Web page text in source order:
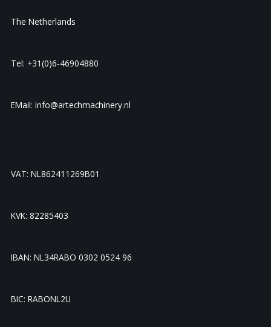
The Netherlands
Tel: +31(0)6-46904880
EMail: info@artechmachinery.nl
VAT: NL862411269B01
KVK: 82285403
IBAN: NL34RABO 0302 0524 96
BIC: RABONL2U